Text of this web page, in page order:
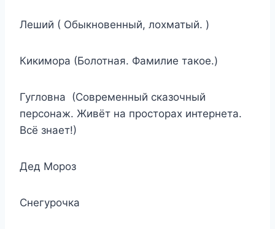
Леший ( Обыкновенный, лохматый. )
Кикимора (Болотная. Фамилие такое.)
Гугловна (Современный сказочный
персонаж. Живёт на просторах интернета.
Всё знает!)
Дед Мороз
Снегурочка